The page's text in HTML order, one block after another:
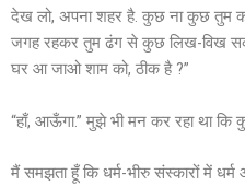
देख लो, अपना शहर है. कुछ ना कुछ तुम
जगह रहकर तुम ढंग से कुछ लिख-विख सकते
घर आ जाओ शाम को, ठीक है ?”
“हाँ, आऊँगा.” मुझे भी मन कर रहा था कि
मैं समझता हूँ कि धर्म-भीरु संस्कारों में